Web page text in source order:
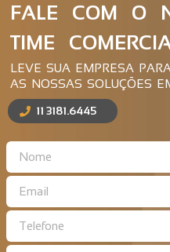
FALE COM O
TIME
LEVE SUA EMPRESA
AS NOSSAS SOLUÇÕES
11 3181.6445